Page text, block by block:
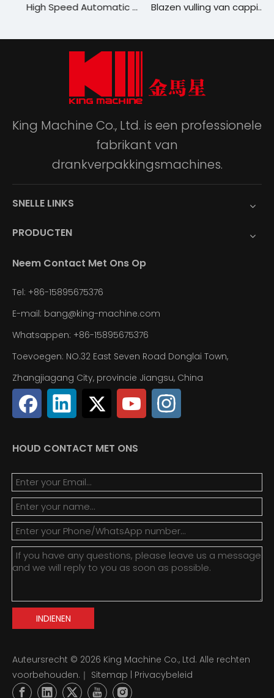
High Speed ​​Automatic Blowing Filling Fapping Packaging Machine Blazen vulling van capping combiblock sap vulmachine
King Machine Co., Ltd. is een professionele
fabrikant van
drankverpakkingsmachines.
SNELLE LINKS
PRODUCTEN
Neem Contact Met Ons Op
Tel: +86-15895675376
E-mail: bang@king-machine.com
Whatsappen: +86-15895675376
Toevoegen: NO.32 East Seven Road Donglai Town,
Zhangjiagang City, provincie Jiangsu, China
HOUD CONTACT MET ONS
INDIENEN
Auteursrecht © 2026 King Machine Co., Ltd. Alle rechten
voorbehouden.｜ Sitemap Privacybeleid